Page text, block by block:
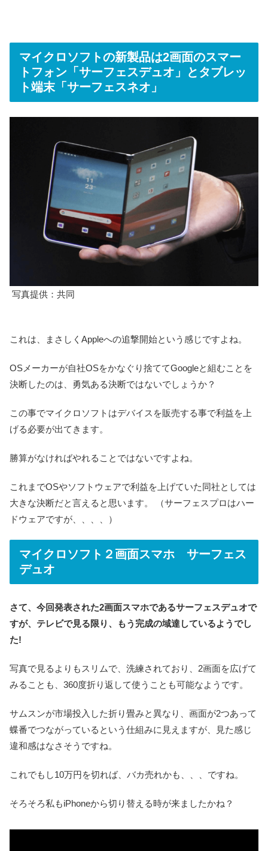
マイクロソフトの新製品は2画面のスマー
トフォン「サーフェスデュオ」とタブレッ
ト端末「サーフェスネオ」
写真提供：共同
これは、まさしくAppleへの追撃開始という感じですよね。
OSメーカーが自社OSをかなぐり捨ててGoogleと組むことを
決断したのは、勇気ある決断ではないでしょうか？
この事でマイクロソフトはデバイスを販売する事で利益を上
げる必要が出てきます。
勝算がなければやれることではないですよね。
これまでOSやソフトウェアで利益を上げていた同社としては
大きな決断だと言えると思います。 （サーフェスプロはハー
ドウェアですが、、、、）
マイクロソフト２画面スマホ サーフェス
デュオ
さて、今回発表された2画面スマホであるサーフェスデュオで
すが、テレビで見る限り、もう完成の域達しているようでし
た!
写真で見るよりもスリムで、洗練されており、2画面を広げて
みることも、360度折り返して使うことも可能なようです。
サムスンが市場投入した折り畳みと異なり、画面が2つあって
蝶番でつながっているという仕組みに見えますが、見た感じ
違和感はなさそうですね。
これでもし10万円を切れば、バカ売れかも、、、ですね。
そろそろ私もiPhoneから切り替える時が来ましたかね？